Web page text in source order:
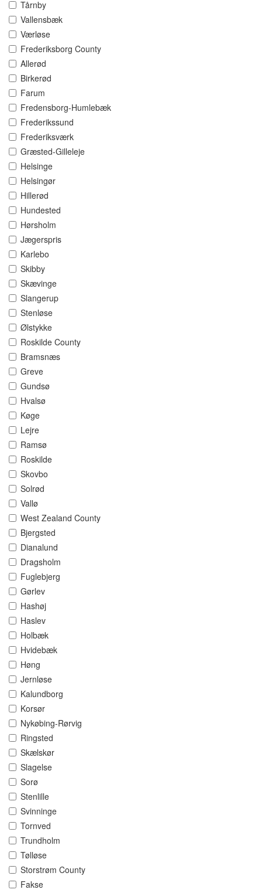
Tårnby
Vallensbæk
Værløse
Frederiksborg County
Allerød
Birkerød
Farum
Fredensborg-Humlebæk
Frederikssund
Frederiksværk
Græsted-Gilleleje
Helsinge
Helsingør
Hillerød
Hundested
Hørsholm
Jægerspris
Karlebo
Skibby
Skævinge
Slangerup
Stenløse
Ølstykke
Roskilde County
Bramsnæs
Greve
Gundsø
Hvalsø
Køge
Lejre
Ramsø
Roskilde
Skovbo
Solrød
Vallø
West Zealand County
Bjergsted
Dianalund
Dragsholm
Fuglebjerg
Gørlev
Hashøj
Haslev
Holbæk
Hvidebæk
Høng
Jernløse
Kalundborg
Korsør
Nykøbing-Rørvig
Ringsted
Skælskør
Slagelse
Sorø
Stenlille
Svinninge
Tornved
Trundholm
Tølløse
Storstrøm County
Fakse